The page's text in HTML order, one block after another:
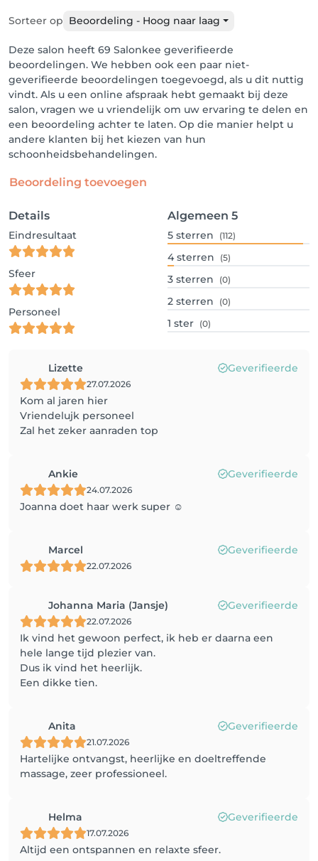
Sorteer op Beoordeling - Hoog naar laag
Deze salon heeft 69 Salonkee geverifieerde
beoordelingen. We hebben ook een paar niet-
geverifieerde beoordelingen toegevoegd, als u dit nuttig
vindt. Als u een online afspraak hebt gemaakt bij deze
salon, vragen we u vriendelijk om uw ervaring te delen en
een beoordeling achter te laten. Op die manier helpt u
andere klanten bij het kiezen van hun
schoonheidsbehandelingen.
Beoordeling toevoegen
Details
Eindresultaat
Sfeer
Personeel
Algemeen 5
5 sterren (112)
4 sterren (5)
3 sterren (0)
2 sterren (0)
1 ster (0)
Lizette Geverifieerde
27.07.2026
Kom al jaren hier
Vriendelujk personeel
Zal het zeker aanraden top
Ankie Geverifieerde
24.07.2026
Joanna doet haar werk super ☺️
Marcel Geverifieerde
22.07.2026
Johanna Maria (Jansje) Geverifieerde
22.07.2026
Ik vind het gewoon perfect, ik heb er daarna een
hele lange tijd plezier van.
Dus ik vind het heerlijk.
Een dikke tien.
Anita Geverifieerde
21.07.2026
Hartelijke ontvangst, heerlijke en doeltreffende
massage, zeer professioneel.
Helma Geverifieerde
17.07.2026
Altijd een ontspannen en relaxte sfeer.